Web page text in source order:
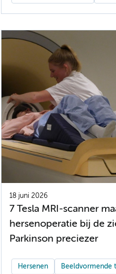
18 juni 2026
7 Tesla MRI-scanner
hersenoperatie bij de
Parkinson preciezer
Hersenen Beeldvormende